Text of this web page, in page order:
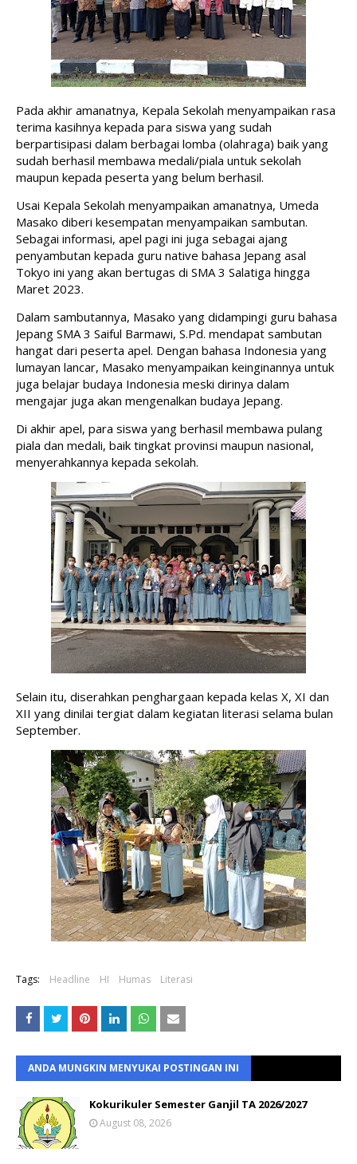
Pada akhir amanatnya, Kepala Sekolah menyampaikan rasa
terima kasihnya kepada para siswa yang sudah
berpartisipasi dalam berbagai lomba (olahraga) baik yang
sudah berhasil membawa medali/piala untuk sekolah
maupun kepada peserta yang belum berhasil.
Usai Kepala Sekolah menyampaikan amanatnya, Umeda
Masako diberi kesempatan menyampaikan sambutan.
Sebagai informasi, apel pagi ini juga sebagai ajang
penyambutan kepada guru native bahasa Jepang asal
Tokyo ini yang akan bertugas di SMA 3 Salatiga hingga
Maret 2023.
Dalam sambutannya, Masako yang didampingi guru bahasa
Jepang SMA 3 Saiful Barmawi, S.Pd. mendapat sambutan
hangat dari peserta apel. Dengan bahasa Indonesia yang
lumayan lancar, Masako menyampaikan keinginannya untuk
juga belajar budaya Indonesia meski dirinya dalam
mengajar juga akan mengenalkan budaya Jepang.
Di akhir apel, para siswa yang berhasil membawa pulang
piala dan medali, baik tingkat provinsi maupun nasional,
menyerahkannya kepada sekolah.
Selain itu, diserahkan penghargaan kepada kelas X, XI dan
XII yang dinilai tergiat dalam kegiatan literasi selama bulan
September.
Tags: Headline HI Humas Literasi
ANDA MUNGKIN MENYUKAI POSTINGAN INI
Kokurikuler Semester Ganjil TA 2026/2027
August 08, 2026